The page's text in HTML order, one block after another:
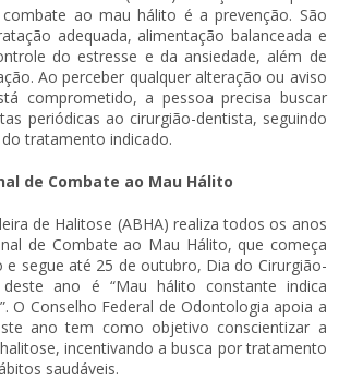
ao mau hálito é a prevenção. São
adequada, alimentação balanceada e
do estresse e da ansiedade, além de
Ao perceber qualquer alteração ou aviso
comprometido, a pessoa precisa buscar
periódicas ao cirurgião-dentista, seguindo
tratamento indicado.
de Combate ao Mau Hálito
de Halitose (ABHA) realiza todos os anos
de Combate ao Mau Hálito, que começa
e segue até 25 de outubro, Dia do Cirurgião-
ano é “Mau hálito constante indica
O Conselho Federal de Odontologia apoia a
ano tem como objetivo conscientizar a
incentivando a busca por tratamento
saudáveis.